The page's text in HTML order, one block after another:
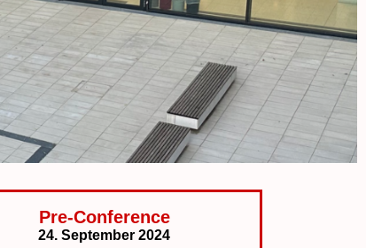
Pre-Conference
24. September 2024